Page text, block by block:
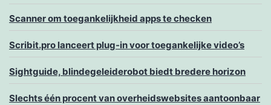
Scanner om toegankelijkheid apps te checken
Scribit.pro lanceert plug-in voor toegankelijke video’s
Sightguide, blindegeleiderobot biedt bredere horizon
Slechts één procent van overheidswebsites aantoonbaar